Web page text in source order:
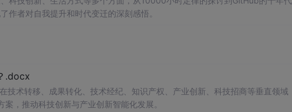
作者对自我提升和时代变迁的深刻感悟。
.docx
术转移、成果转化、技术经纪、知识产权、产业创新、科技招商等垂直领域
，推动科技创新与产业创新智能化发展。